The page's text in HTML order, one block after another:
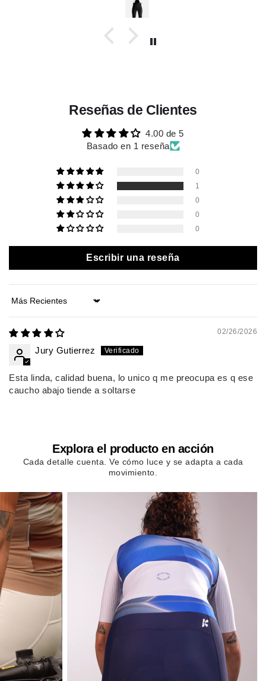
Reseñas de Clientes
4.00 de 5
Basado en 1 reseña
0
1
0
0
0
Escribir una reseña
Sort by
02/26/2026
Jury Gutierrez
Esta linda, calidad buena, lo unico q me preocupa es q ese
caucho abajo tiende a soltarse
Explora el producto en acción
Cada detalle cuenta. Ve cómo luce y se adapta a cada
movimiento.